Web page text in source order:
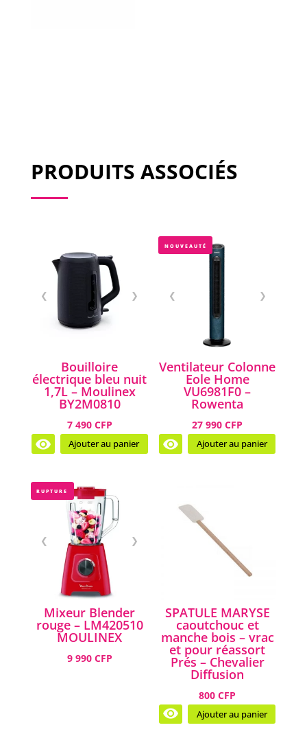
PRODUITS ASSOCIÉS
❮ ❯
Bouilloire
électrique bleu nuit
1,7L – Moulinex
BY2M0810
7 490 CFP
Ajouter au panier
NOUVEAUTÉ
❮ ❯
Ventilateur Colonne
Eole Home
VU6981F0 –
Rowenta
27 990 CFP
Ajouter au panier
RUPTURE
❮ ❯
Mixeur Blender
rouge – LM420510
MOULINEX
9 990 CFP
SPATULE MARYSE
caoutchouc et
manche bois – vrac
et pour réassort
Prés – Chevalier
Diffusion
800 CFP
Ajouter au panier